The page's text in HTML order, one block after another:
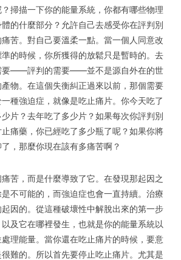
掃描一下你的能量系統，你都有哪些物理
的什麼部分？允許自己去感受你在評判別
苦。對自己要溫柔一點。當一個人同意改
的時候，你所獲得的放鬆只是暫時的。去
要——評判的需要——並不是源自外在的世
物。在這個失衡糾正過來以前，那個需要
種強迫症，就像是吃止痛片。你今天吃了
片？去年吃了多少片？如果每次你評判別
痛藥，你已經吃了多少瓶了呢？如果你將
，那麼你現在該有多痛苦啊？
苦，而是什麼導致了它。在發現那起因之
不可能的，而強迫症也會一直持續。治療
因的。從這種破壞性中解脫出來的第一步
及它在哪裡發生，也就是你的能量系統以
理能量。當你還在吃止痛片的時候，要意
難的。所以首先要停止吃止痛片。尤其是